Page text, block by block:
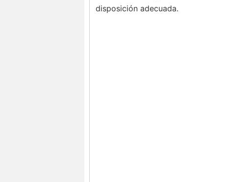
disposición adecuada.